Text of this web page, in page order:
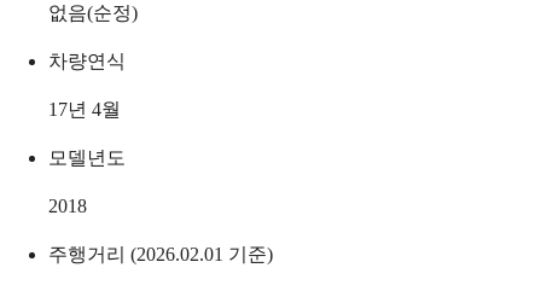
없음(순정)
차량연식
17년 4월
모델년도
2018
주행거리 (2026.02.01 기준)